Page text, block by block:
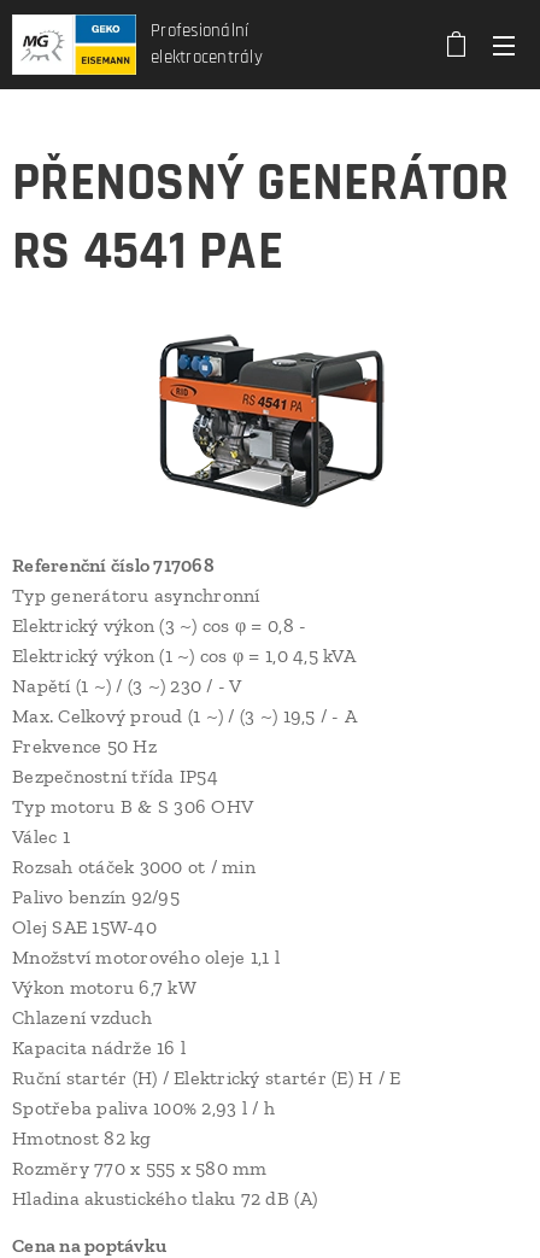
Profesionální
elektrocentrály
PŘENOSNÝ GENERÁTOR
RS 4541 PAE
Referenční číslo 717068
Typ generátoru asynchronní
Elektrický výkon (3 ~) cos φ = 0,8 -
Elektrický výkon (1 ~) cos φ = 1,0 4,5 kVA
Napětí (1 ~) / (3 ~) 230 / - V
Max. Celkový proud (1 ~) / (3 ~) 19,5 / - A
Frekvence 50 Hz
Bezpečnostní třída IP54
Typ motoru B & S 306 OHV
Válec 1
Rozsah otáček 3000 ot / min
Palivo benzín 92/95
Olej SAE 15W-40
Množství motorového oleje 1,1 l
Výkon motoru 6,7 kW
Chlazení vzduch
Kapacita nádrže 16 l
Ruční startér (H) / Elektrický startér (E) H / E
Spotřeba paliva 100% 2,93 l / h
Hmotnost 82 kg
Rozměry 770 x 555 x 580 mm
Hladina akustického tlaku 72 dB (A)
Cena na poptávku